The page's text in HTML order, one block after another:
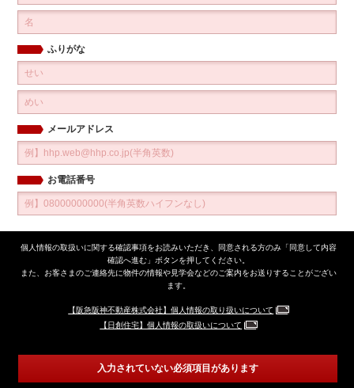
ふりがな
メールアドレス
お電話番号
個人情報の取扱いに関する確認事項をお読みいただき、同意される方のみ「同意して内容
確認へ進む」ボタンを押してください。
また、お客さまのご連絡先に物件の情報や見学会などのご案内をお送りすることがござい
ます。
【阪急阪神不動産株式会社】個人情報の取り扱いについて
【日創住宅】個人情報の取扱いについて
入力されていない必須項目があります